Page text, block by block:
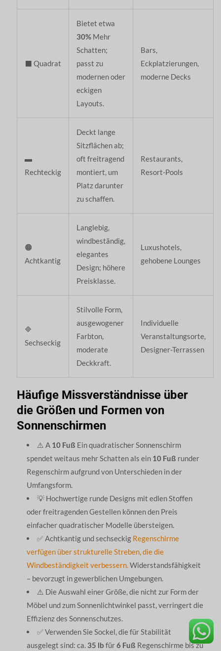
⬛ Quadrat
Bietet etwa
30%Mehr
Schatten;
passt zu
modernen oder
eckigen
Layouts.
Bars,
Eckplatzierungen,
moderne Decks
▬
Rechteckig
Deckt lange
Sitzflächen ab;
oft freitragend
montiert, um
Platz darunter
zu schaffen.
Restaurants,
Resort-Pools
🟠
Achtkantig
Langlebig,
windbeständig,
elegantes
Design; höhere
Preisklasse.
Luxushotels,
gehobene Lounges
🔷
Sechseckig
Stilvolle Form,
ausgewogener
Farbton,
moderate
Deckkraft.
Individuelle
Veranstaltungsorte,
Designer-Terrassen
Häufige Missverständnisse über
die Größen und Formen von
Sonnenschirmen
⚠️ A 10 Fuß Ein quadratischer Sonnenschirm
spendet weitaus mehr Schatten als ein 10 Fuß runder
Regenschirm aufgrund von Unterschieden in der
Umfangsform.
💡 Hochwertige runde Designs mit edlen Stoffen
oder freitragenden Gestellen können den Preis
einfacher quadratischer Modelle übersteigen.
✅ Achtkantig und sechseckig Regenschirme
verfügen über strukturelle Streben, die die
Windbeständigkeit verbessern.Widerstandsfähigkeit
– bevorzugt in gewerblichen Umgebungen.
⚠️ Die Auswahl einer Größe, die nicht zur Form der
Möbel und zum Sonnenlichtwinkel passt, verringert die
Effizienz des Sonnenschutzes.
✅ Verwenden Sie Sockel, die für Stabilität
ausgelegt sind: ca. 35 lb für6 Fuß Regenschirme bis zu